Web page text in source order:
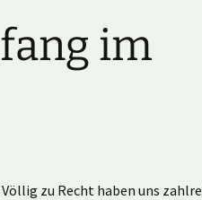
im
zu Recht haben uns